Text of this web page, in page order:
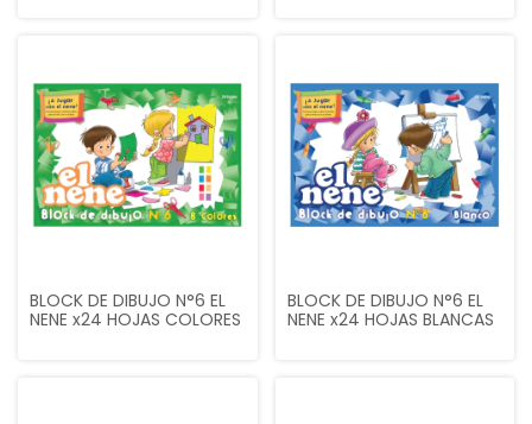
BLOCK DE DIBUJO N°6 EL
NENE x24 HOJAS COLORES
BLOCK DE DIBUJO N°6 EL
NENE x24 HOJAS BLANCAS